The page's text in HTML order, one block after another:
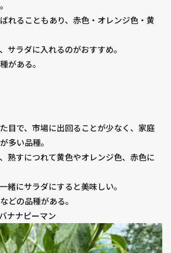
れることもあり、赤色・オレンジ色・黄
サラダに入れるのがおすすめ。
がある。
目で、市場に出回ることが少なく、家庭
多い品種。
熟すにつれて黄色やオレンジ色、赤色に
緒にサラダにすると美味しい。
どの品種がある。
ナナピーマン